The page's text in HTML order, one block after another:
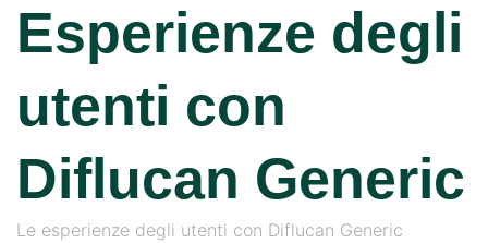
Esperienze degli
utenti con
Diflucan Generic
Le esperienze degli utenti con Diflucan Generic